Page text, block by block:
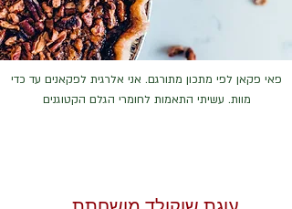
פאי פקאן לפי מתכון מתורגם. אני אלרגית לפקאנים עד כדי
מוות. עשיתי התאמות לחומרי הגלם הקטוגנים